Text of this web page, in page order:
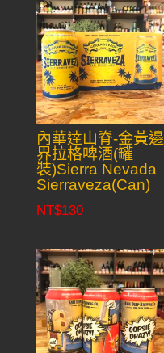
內華達山脊-金黃邊
界拉格啤酒(罐
裝)Sierra Nevada
Sierraveza(Can)
NT$130